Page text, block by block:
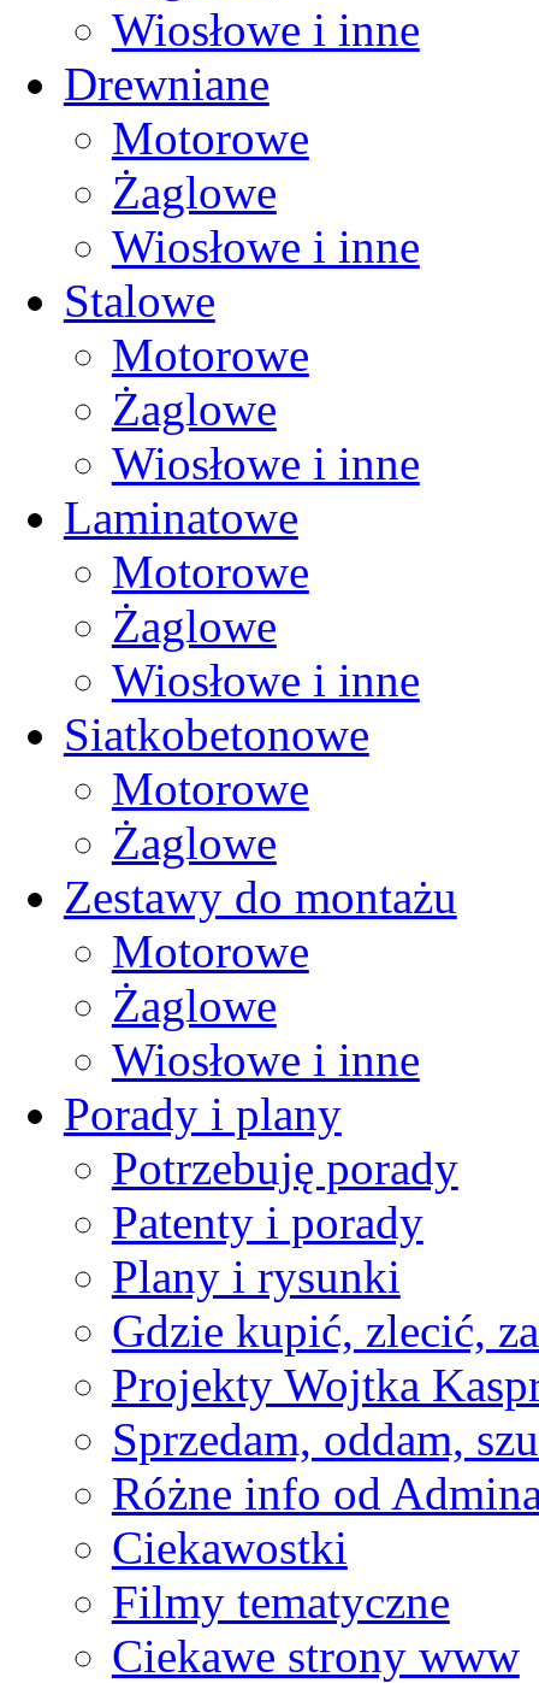
Wiosłowe i inne
Drewniane
Motorowe
Żaglowe
Wiosłowe i inne
Stalowe
Motorowe
Żaglowe
Wiosłowe i inne
Laminatowe
Motorowe
Żaglowe
Wiosłowe i inne
Siatkobetonowe
Motorowe
Żaglowe
Zestawy do montażu
Motorowe
Żaglowe
Wiosłowe i inne
Porady i plany
Potrzebuję porady
Patenty i porady
Plany i rysunki
Gdzie kupić, zlecić,
Projekty Wojtka
Sprzedam, oddam,
Różne info od
Ciekawostki
Filmy tematyczne
Ciekawe strony www